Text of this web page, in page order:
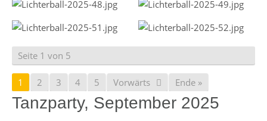
Seite 1 von 5
1 2 3 4 5 Vorwärts Ende »
Tanzparty, September 2025